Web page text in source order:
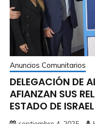
Anuncios Comunitarios
DELEGACIÓN DE
AFIANZAN SUS
ESTADO DE ISRAEL